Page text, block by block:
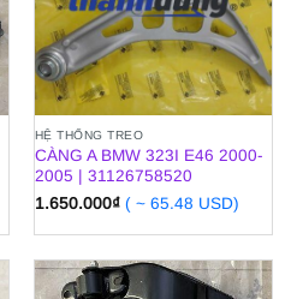
HỆ THỐNG TREO
CÀNG A BMW 323I E46 2000-
2005 | 31126758520
1.650.000₫ ( ~ 65.48 USD)